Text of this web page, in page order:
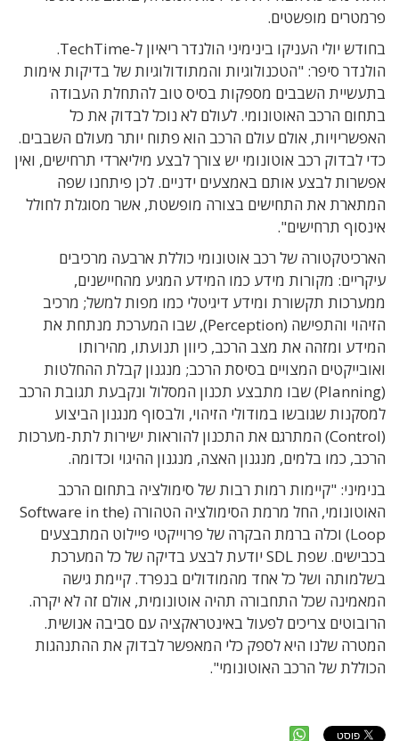
פרמטרים מופשטים.
בחודש יולי העניקו בינימיני הולנדר ריאיון ל-TechTime.
הולנדר סיפר: "הטכנולוגיות והמתודולוגיות של בדיקות אימות
בתעשיית השבבים מספקות בסיס טוב להתחלת העבודה
בתחום הרכב האוטונומי. לעולם לא נוכל לבדוק את כל
האפשריויות, אולם עולם הרכב הוא פתוח יותר מעולם השבבים.
כדי לבדוק רכב אוטונומי יש צורך לבצע מיליארדי תרחישים, ואין
אפשרות לבצע אותם באמצעים ידניים. לכן פיתחנו שפה
המתארת את התחישים בצורה מופשטת, אשר מסוגלת לחולל
אינסוף תרחישים".
הארכיטקטורה של רכב אוטונומי כוללת ארבעה מרכיבים
עיקריים: מקורות מידע כמו המידע המגיע מהחיישנים,
ממערכות תקשורת ומידע דיגיטלי כמו מפות למשל; מרכיב
הזיהוי והתפישה (Perception), שבו המערכת מנתחת את
המידע ומזהה את מצב הרכב, כיוון תנועתו, מהירותו
ואובייקטים המצויים בסיסת הרכב; מנגנון קבלת ההחלטות
(Planning) שבו מתבצע תכנון המסלול ונקבעת תגובת הרכב
למסקנות שגובשו במודולי הזיהוי, ולבסוף מנגנון הביצוע
(Control) המתרגם את התכנון להוראות ישירות לתת-מערכות
הרכב, כמו בלמים, מנגנון האצה, מנגנון ההיגוי וכדומה.
בנימיני: "קיימות רמות רבות של סימולציה בתחום הרכב
האוטונומי, החל מרמת הסימולציה הטהורה (Software in the
Loop) וכלה ברמת הבקרה של פרוייקטי פיילוט המתבצעים
בכבישים. שפת SDL יודעת לבצע בדיקה של כל המערכת
בשלמותה ושל כל אחד מהמודולים בנפרד. קיימת גישה
המאמינה שכל התחבורה תהיה אוטונומית, אולם זה לא יקרה.
הרובוטים צריכים לפעול באינטראקציה עם סביבה אנושית.
המטרה שלנו היא לספק כלי המאפשר לבדוק את ההתנהגות
הכוללת של הרכב האוטונומי".